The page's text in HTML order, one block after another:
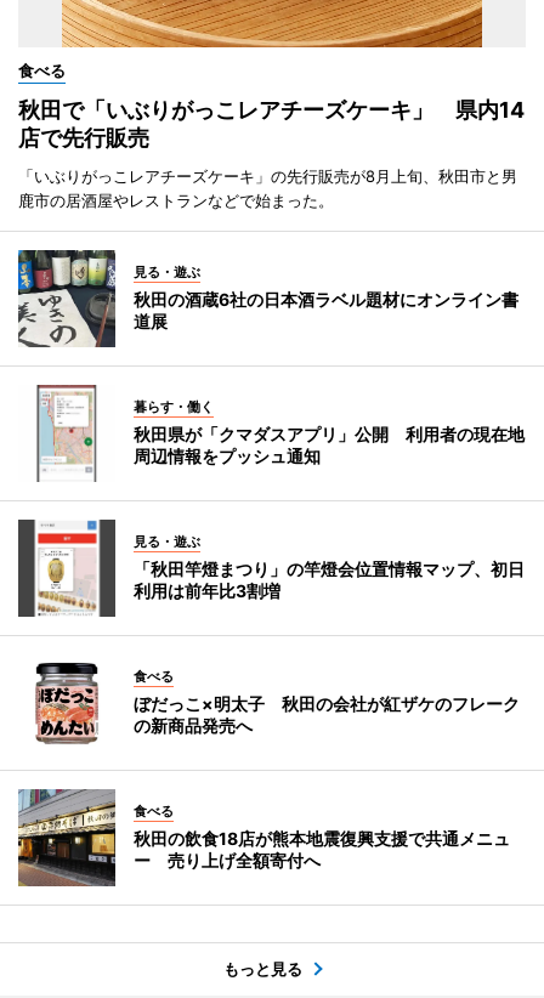
食べる
秋田で「いぶりがっこレアチーズケーキ」 県内14
店で先行販売
「いぶりがっこレアチーズケーキ」の先行販売が8月上旬、秋田市と男
鹿市の居酒屋やレストランなどで始まった。
見る・遊ぶ
秋田の酒蔵6社の日本酒ラベル題材にオンライン書
道展
暮らす・働く
秋田県が「クマダスアプリ」公開 利用者の現在地
周辺情報をプッシュ通知
見る・遊ぶ
「秋田竿燈まつり」の竿燈会位置情報マップ、初日
利用は前年比3割増
食べる
ぼだっこ×明太子 秋田の会社が紅ザケのフレーク
の新商品発売へ
食べる
秋田の飲食18店が熊本地震復興支援で共通メニュ
ー 売り上げ全額寄付へ
もっと見る